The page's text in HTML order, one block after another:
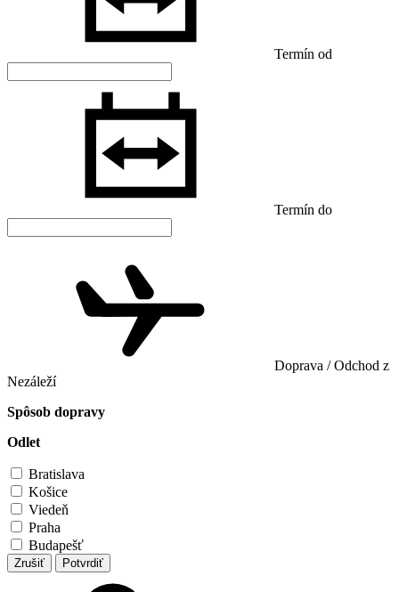
Termín od
Termín do
Doprava / Odchod z
Nezáleží
Spôsob dopravy
Odlet
Bratislava
Košice
Viedeň
Praha
Budapešť
Zrušiť Potvrdiť